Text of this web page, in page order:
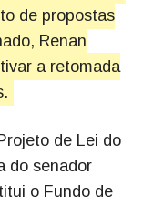
de propostas
Renan
a retomada
de Lei do
do senador
o Fundo de